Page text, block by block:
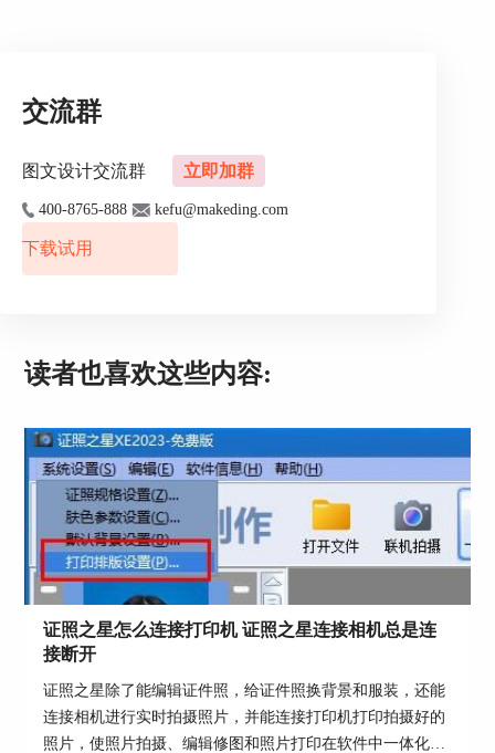
三、背景更换
图片则对应更换出背景颜色
交流群
图文设计交流群 立即加群
400-8765-888 kefu@makeding.com
下载试用
读者也喜欢这些内容:
证照之星怎么连接打印机 证照之星连接相机总是连
接断开
证照之星除了能编辑证件照，给证件照换背景和服装，还能
连接相机进行实时拍摄照片，并能连接打印机打印拍摄好的
照片，使照片拍摄、编辑修图和照片打印在软件中一体化操